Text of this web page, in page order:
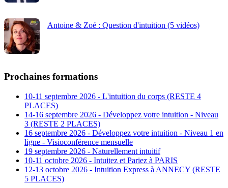
Antoine & Zoé : Question d'intuition (5 vidéos)
Prochaines formations
10-11 septembre 2026 - L'intuition du corps (RESTE 4
PLACES)
14-16 septembre 2026 - Développez votre intuition - Niveau
3 (RESTE 2 PLACES)
16 septembre 2026 - Développez votre intuition - Niveau 1 en
ligne - Visioconférence mensuelle
19 septembre 2026 - Naturellement intuitif
10-11 octobre 2026 - Intuitez et Pariez à PARIS
12-13 octobre 2026 - Intuition Express à ANNECY (RESTE
5 PLACES)